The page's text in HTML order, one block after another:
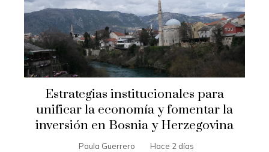
Estrategias institucionales para
unificar la economía y fomentar la
inversión en Bosnia y Herzegovina
Paula Guerrero Hace 2 días